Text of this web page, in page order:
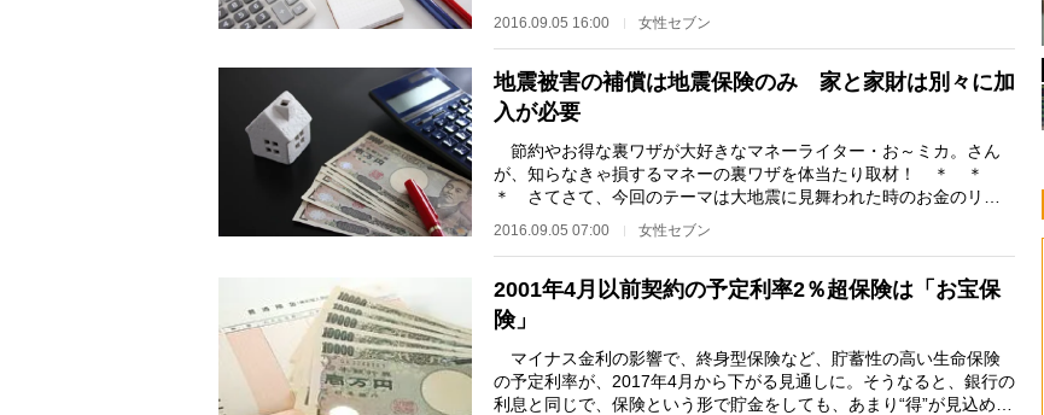
押す、今イチオシの生…
2016.09.05 16:00 女性セブン
地震被害の補償は地震保険のみ 家と家財は別々に加
入が必要
節約やお得な裏ワザが大好きなマネーライター・お～ミカ。さん
が、知らなきゃ損するマネーの裏ワザを体当たり取材！ ＊ ＊
＊ さてさて、今回のテーマは大地震に見舞われた時のお金のリス
ク。今年4月に起きた…
2016.09.05 07:00 女性セブン
2001年4月以前契約の予定利率2％超保険は「お宝保
険」
マイナス金利の影響で、終身型保険など、貯蓄性の高い生命保険
の予定利率が、2017年4月から下がる見通しに。そうなると、銀行の
利息と同じで、保険という形で貯金をしても、あまり“得”が見込めな